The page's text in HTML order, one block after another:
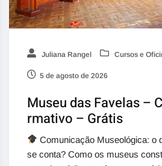
Juliana Rangel Cursos e
5 de agosto de 2026
Museu das Favelas –
rmativo – Grátis
Comunicação Museológica: o
se conta? Como os museus